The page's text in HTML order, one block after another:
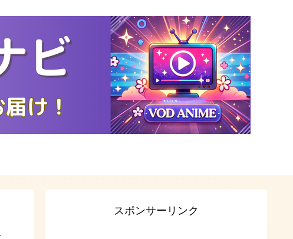
スポンサーリンク